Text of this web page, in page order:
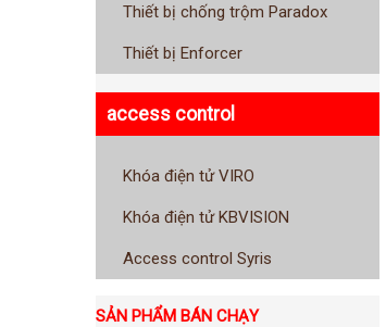
Thiết bị chống trộm Paradox
Thiết bị Enforcer
access control
Khóa điện tử VIRO
Khóa điện tử KBVISION
Access control Syris
SẢN PHẨM BÁN CHẠY